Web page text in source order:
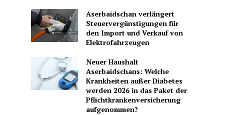
Aserbaidschan verlängert
Steuervergünstigungen für
den Import und Verkauf von
Elektrofahrzeugen
Neuer Haushalt
Aserbaidschans: Welche
Krankheiten außer Diabetes
werden 2026 in das Paket der
Pflichtkrankenversicherung
aufgenommen?